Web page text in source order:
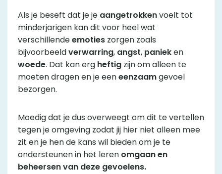
Als je beseft dat je je aangetrokkenvoelt tot
minderjarigen kan dit voor heel wat
verschillendeemoties zorgen zoals
bijvoorbeeldverwarring, angst, panieken
woede. Dat kan erg heftig zijn om alleen te
moeten dragen en je eeneenzaamgevoel
bezorgen.
Moedig dat je dus overweegt om dit te vertellen
tegen je omgeving zodat jij hier niet alleen mee
zit en je hen de kans wil bieden om je te
ondersteunen in het leren omgaan en
beheersen van deze gevoelens.